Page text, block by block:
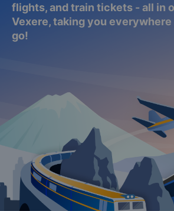
flights, and train tickets - all in
Vexere, taking you
go!